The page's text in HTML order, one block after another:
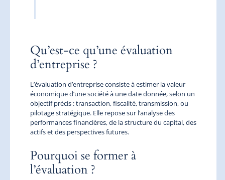
Qu’est-ce qu’une évaluation
d’entreprise ?
L’évaluation d’entreprise consiste à estimer la valeur
économique d’une société à une date donnée, selon un
objectif précis : transaction, fiscalité, transmission, ou
pilotage stratégique. Elle repose sur l’analyse des
performances financières, de la structure du capital, des
actifs et des perspectives futures.
Pourquoi se former à
l’évaluation ?